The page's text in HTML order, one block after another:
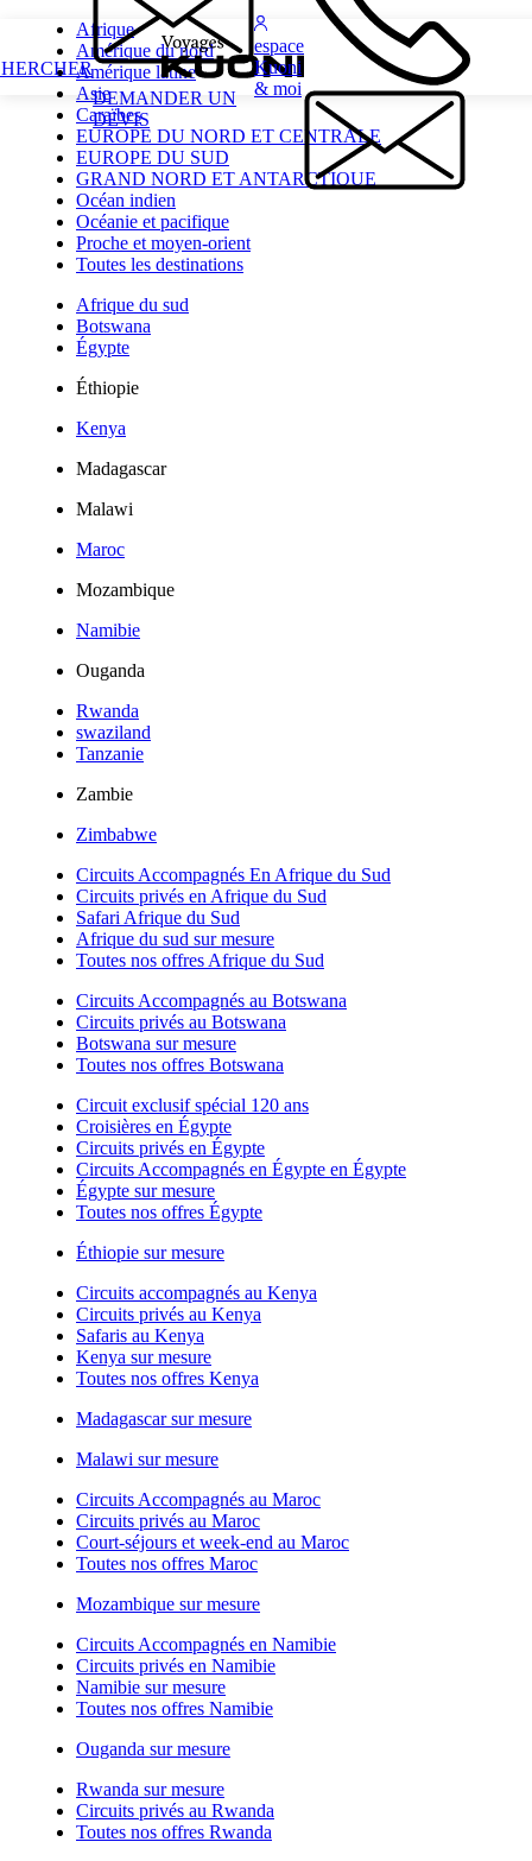
DEMANDER UN
DEVIS
espace
Kuoni
& moi
Afrique
Amérique du nord
Amérique latine
Asie
Caraïbes
EUROPE DU NORD ET CENTRALE
EUROPE DU SUD
GRAND NORD ET ANTARCTIQUE
Océan indien
Océanie et pacifique
Proche et moyen-orient
Toutes les destinations
Afrique du sud
Botswana
Égypte
Éthiopie
Kenya
Madagascar
Malawi
Maroc
Mozambique
Namibie
Ouganda
Rwanda
swaziland
Tanzanie
Zambie
Zimbabwe
Circuits Accompagnés En Afrique du Sud
Circuits privés en Afrique du Sud
Safari Afrique du Sud
Afrique du sud sur mesure
Toutes nos offres Afrique du Sud
Circuits Accompagnés au Botswana
Circuits privés au Botswana
Botswana sur mesure
Toutes nos offres Botswana
Circuit exclusif spécial 120 ans
Croisières en Égypte
Circuits privés en Égypte
Circuits Accompagnés en Égypte en Égypte
Égypte sur mesure
Toutes nos offres Égypte
Éthiopie sur mesure
Circuits accompagnés au Kenya
Circuits privés au Kenya
Safaris au Kenya
Kenya sur mesure
Toutes nos offres Kenya
Madagascar sur mesure
Malawi sur mesure
Circuits Accompagnés au Maroc
Circuits privés au Maroc
Court-séjours et week-end au Maroc
Toutes nos offres Maroc
Mozambique sur mesure
Circuits Accompagnés en Namibie
Circuits privés en Namibie
Namibie sur mesure
Toutes nos offres Namibie
Ouganda sur mesure
Rwanda sur mesure
Circuits privés au Rwanda
Toutes nos offres Rwanda